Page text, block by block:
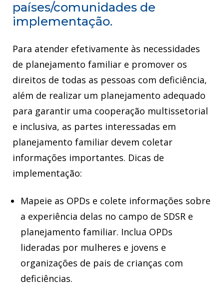
países/comunidades de
implementação.
Para atender efetivamente às necessidades
de planejamento familiar e promover os
direitos de todas as pessoas com deficiência,
além de realizar um planejamento adequado
para garantir uma cooperação multissetorial
e inclusiva, as partes interessadas em
planejamento familiar devem coletar
informações importantes. Dicas de
implementação:
Mapeie as OPDs e colete informações sobre
a experiência delas no campo de SDSR e
planejamento familiar. Inclua OPDs
lideradas por mulheres e jovens e
organizações de pais de crianças com
deficiências.